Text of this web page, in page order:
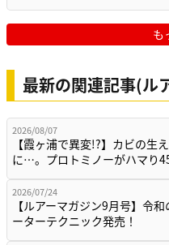
も
最新の関連記事(ル
2026/08/07
【霞ヶ浦で異変!?】カビの生
に…。プロトミノーがハマり
2026/07/24
【ルアーマガジン9月号】令
ーターテクニック発売！